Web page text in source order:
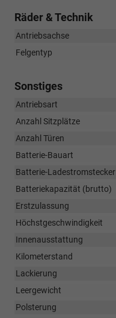
Räder & Technik
Antriebsachse
Felgentyp
Sonstiges
Antriebsart
Anzahl Sitzplätze
Anzahl Türen
Batterie-Bauart
Batterie-Ladestromstecker
Batteriekapazität (brutto)
Erstzulassung
Höchstgeschwindigkeit
Innenausstattung
Kilometerstand
Lackierung
Leergewicht
Polsterung